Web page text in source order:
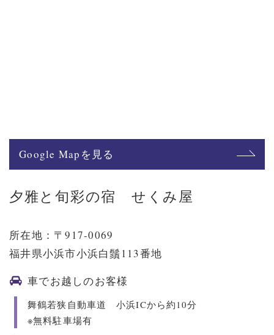
Google Mapを見る
夕雅と旬彩の宿 せくみ屋
所在地：〒917-0069
福井県小浜市小浜白鬚113番地
車でお越しのお客様
舞鶴若狭自動車道 小浜ICから約10分
※無料駐車場有